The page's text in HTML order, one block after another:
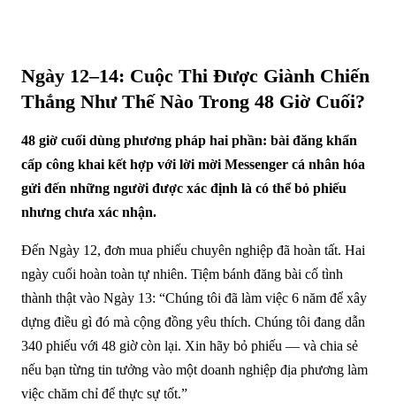
Ngày 12–14: Cuộc Thi Được Giành Chiến
Thắng Như Thế Nào Trong 48 Giờ Cuối?
48 giờ cuối dùng phương pháp hai phần: bài đăng khẩn
cấp công khai kết hợp với lời mời Messenger cá nhân hóa
gửi đến những người được xác định là có thể bỏ phiếu
nhưng chưa xác nhận.
Đến Ngày 12, đơn mua phiếu chuyên nghiệp đã hoàn tất. Hai
ngày cuối hoàn toàn tự nhiên. Tiệm bánh đăng bài cố tình
thành thật vào Ngày 13: “Chúng tôi đã làm việc 6 năm để xây
dựng điều gì đó mà cộng đồng yêu thích. Chúng tôi đang dẫn
340 phiếu với 48 giờ còn lại. Xin hãy bỏ phiếu — và chia sẻ
nếu bạn từng tin tưởng vào một doanh nghiệp địa phương làm
việc chăm chỉ để thực sự tốt.”